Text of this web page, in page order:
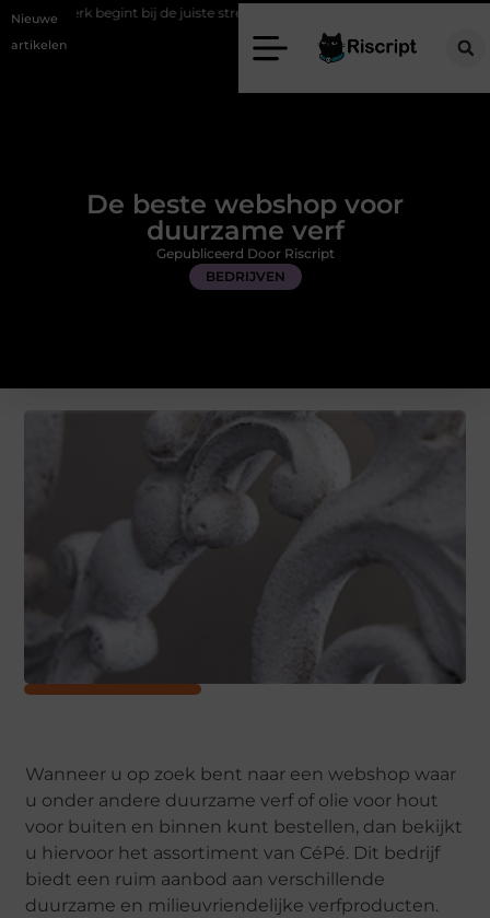
Nieuwe
artikelen
bij de juiste stretch werkbroek
De beste webshop voor
duurzame verf
BEDRIJVEN
Gepubliceerd Door Riscript
Wanneer u op zoek bent naar een webshop waar
u onder andere duurzame verf of olie voor hout
voor buiten en binnen kunt bestellen, dan bekijkt
u hiervoor het assortiment van CéPé. Dit bedrijf
biedt een ruim aanbod aan verschillende
duurzame en milieuvriendelijke verfproducten.